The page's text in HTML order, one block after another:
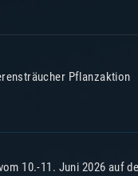
Pflanzaktion
10.-11. Juni 2026 auf